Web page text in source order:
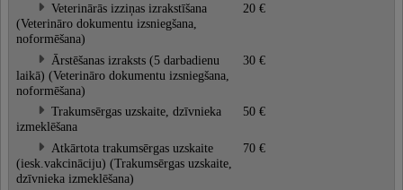
Veterinārās izziņas izrakstīšana
(Veterināro dokumentu izsniegšana,
noformēšana)
20 €
Ārstēšanas izraksts (5 darbadienu
laikā) (Veterināro dokumentu izsniegšana,
noformēšana)
30 €
Trakumsērgas uzskaite, dzīvnieka
izmeklēšana
50 €
Atkārtota trakumsērgas uzskaite
(iesk.vakcināciju) (Trakumsērgas uzskaite,
dzīvnieka izmeklēšana)
70 €